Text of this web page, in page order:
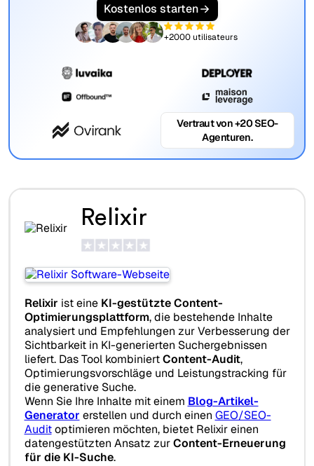
Kostenlos starten
+2000 utilisateurs
Vertraut von +20 SEO-
Agenturen.
Relixir
Relixir ist eine KI-gestützte Content-
Optimierungsplattform, die bestehende Inhalte
analysiert und Empfehlungen zur Verbesserung der
Sichtbarkeit in KI-generierten Suchergebnissen
liefert. Das Tool kombiniertContent-Audit,
Optimierungsvorschläge und Leistungstracking für
die generative Suche.
Wenn Sie Ihre Inhalte mit einem Blog-Artikel-
Generator erstellen und durch einen GEO/SEO-
Auditoptimieren möchten, bietet Relixir einen
datengestützten Ansatz zurContent-Erneuerung
für die KI-Suche.